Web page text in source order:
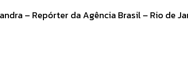
– Repórter da Agência Brasil – Rio de